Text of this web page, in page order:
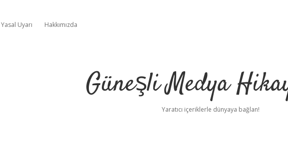
Yasal Uyarı Hakkımızda
Güneşli Medya
Yaratıcı içeriklerle dünyaya bağlan!